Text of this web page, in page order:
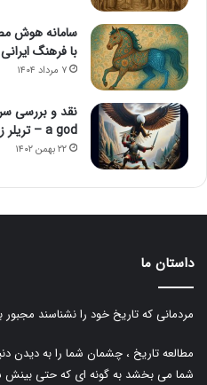
سامانه هوش
با فرهنگ ایرانی
۷ مرداد ۱۴۰۴
a god – تریلر زیرنویس فارسی
۲۲ بهمن ۱۴۰۲
داستان ما
مردمانی که تاریخ خود را نشناسند
مطالعه تاریخ ، چشمان شما را به دیدن
شما می بخشد به گونه ای که حتی بینش